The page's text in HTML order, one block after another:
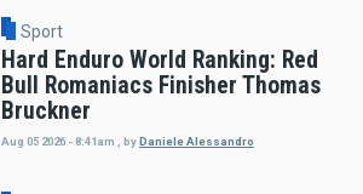
Sport
Hard Enduro World Ranking: Red
Bull Romaniacs Finisher Thomas
Bruckner
Aug 05 2026 - 8:41am byDaniele Alessandro